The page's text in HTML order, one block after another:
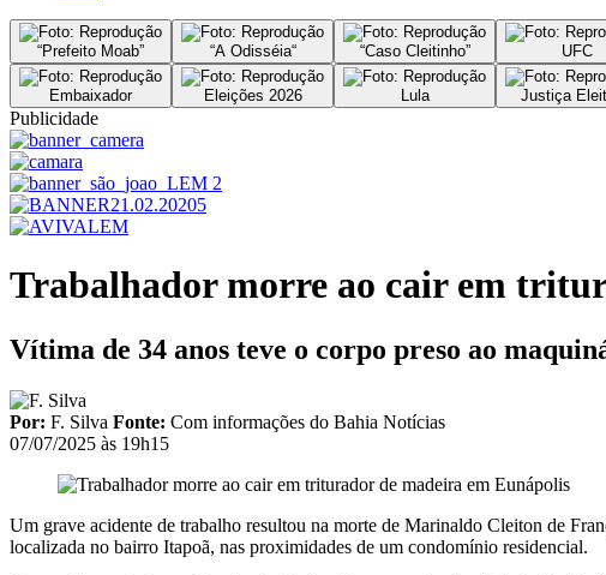
“Prefeito Moab” “A Odisséia“ “Caso Cleitinho” UFC
Embaixador Eleições 2026 Lula Justiça
Publicidade
Trabalhador morre ao cair em
Vítima de 34 anos teve o corpo preso ao
Por: F. Silva Fonte: Com informações do Bahia Notícias
07/07/2025 às 19h15
Um grave acidente de trabalho resultou na morte de Marinaldo Cleiton de
localizada no bairro Itapoã, nas proximidades de um condomínio residencial.